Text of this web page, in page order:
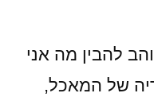
להבין מה אני
של המאכל,